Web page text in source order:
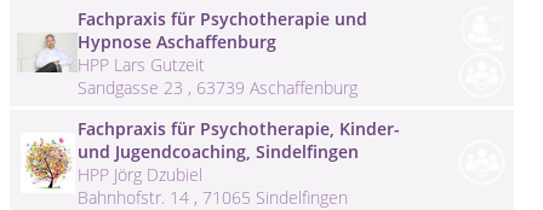
Fachpraxis für Psychotherapie und
Hypnose Aschaffenburg
HPP Lars Gutzeit
Sandgasse 23 , 63739 Aschaffenburg
Fachpraxis für Psychotherapie, Kinder-
und Jugendcoaching, Sindelfingen
HPP Jörg Dzubiel
Bahnhofstr. 14 , 71065 Sindelfingen